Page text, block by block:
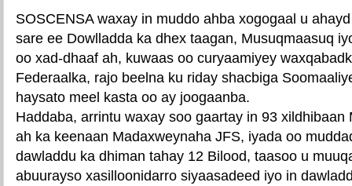
SOSCENSA waxay in muddo ahba xogogaal u
sare ee Dowlladda ka dhex taagan, Musuqmaasuq
oo xad-dhaaf ah, kuwaas oo curyaamiyey
Federaalka, rajo beelna ku riday shacbiga
haysato meel kasta oo ay joogaanba.
Haddaba, arrintu waxay soo gaartay in 93 xildhibaan
ah ka keenaan Madaxweynaha JFS, iyada oo
dawladdu ka dhiman tahay 12 Bilood, taasoo u
abuurayso xasilloonidarro siyaasadeed iyo in